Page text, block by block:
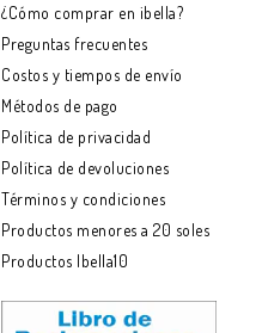
¿Cómo comprar en ibella?
Preguntas frecuentes
Costos y tiempos de envío
Métodos de pago
Política de privacidad
Política de devoluciones
Términos y condiciones
Productos menores a 20 soles
Productos Ibella10